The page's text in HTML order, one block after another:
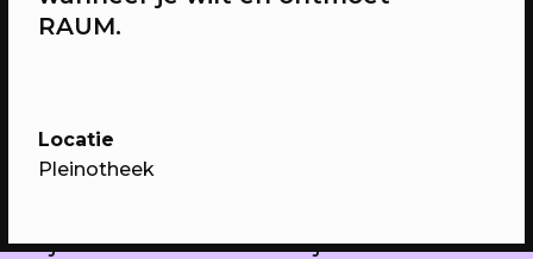
14/08/2026
Bijzondere films met bijzondere
RAUM.
Locatie
Pleinotheek